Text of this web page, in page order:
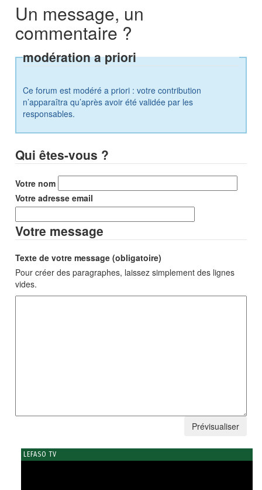
Un message, un
commentaire ?
modération a priori
Ce forum est modéré a priori : votre contribution
n’apparaîtra qu’après avoir été validée par les
responsables.
Qui êtes-vous ?
Votre nom
Votre adresse email
Votre message
Texte de votre message (obligatoire)
Pour créer des paragraphes, laissez simplement des lignes
vides.
LEFASO TV